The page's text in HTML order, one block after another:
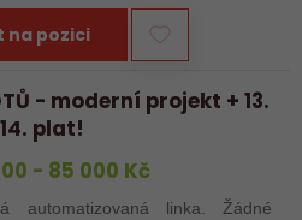
na pozici
- moderní projekt + 13.
plat!
- 85 000 Kč
automatizovaná linka. Žádné